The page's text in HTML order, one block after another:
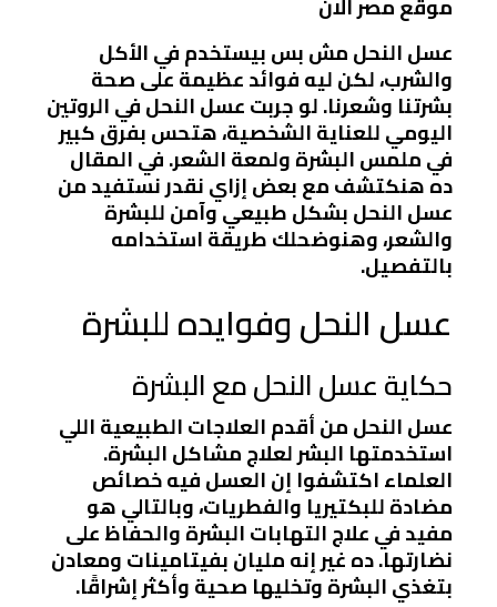
موقع مصر الان
عسل النحل مش بس بيستخدم في الأكل
والشرب، لكن ليه فوائد عظيمة على صحة
بشرتنا وشعرنا. لو جربت عسل النحل في الروتين
اليومي للعناية الشخصية، هتحس بفرق كبير
في ملمس البشرة ولمعة الشعر. في المقال
ده هنكتشف مع بعض إزاي نقدر نستفيد من
عسل النحل بشكل طبيعي وآمن للبشرة
والشعر، وهنوضحلك طريقة استخدامه
بالتفصيل.
عسل النحل وفوايده للبشرة
حكاية عسل النحل مع البشرة
عسل النحل من أقدم العلاجات الطبيعية اللي
استخدمتها البشر لعلاج مشاكل البشرة.
العلماء اكتشفوا إن العسل فيه خصائص
مضادة للبكتيريا والفطريات، وبالتالي هو
مفيد في علاج التهابات البشرة والحفاظ على
نضارتها. ده غير إنه مليان بفيتامينات ومعادن
بتغذي البشرة وتخليها صحية وأكثر إشراقًا.